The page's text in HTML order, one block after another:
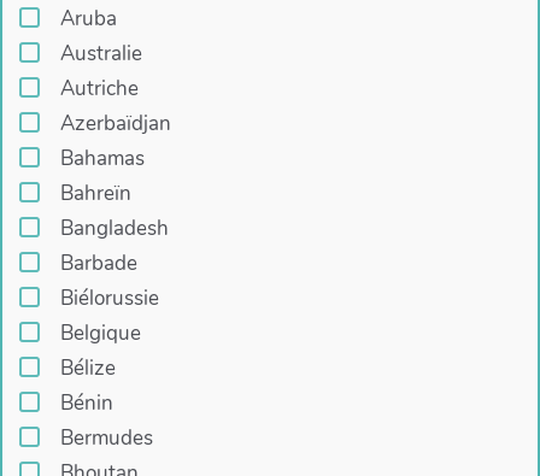
Aruba
Australie
Autriche
Azerbaïdjan
Bahamas
Bahreïn
Bangladesh
Barbade
Biélorussie
Belgique
Bélize
Bénin
Bermudes